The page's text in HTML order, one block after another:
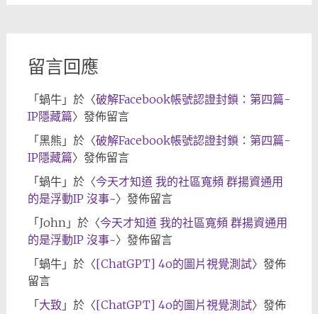
留言回應
「 蝸牛」於〈破解Facebook帳號認證封鎖：第四篇-
IP隱藏篇〉發佈留言
「 黑熊 」於〈破解Facebook帳號認證封鎖：第四篇-
IP隱藏篇〉發佈留言
「 蝸牛」於〈今天才知道 我的社區寬頻 群揚資通用
的是浮動IP 沒事~〉發佈留言
「 John」於〈今天才知道 我的社區寬頻 群揚資通用
的是浮動IP 沒事~〉發佈留言
「 蝸牛」於〈[ChatGPT] 4o的圖片視覺測試〉發佈
留言
「 大致 」於〈[ChatGPT] 4o的圖片視覺測試〉發佈